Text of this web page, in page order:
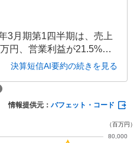
3月期第1四半期は、売上
円、営業利益が21.5%増
となりました。環境対応
トが好調でした。今後
予定しており、M&Aや新
決算短信AI要約の続きを見る
情報提供元： バフェット・コード